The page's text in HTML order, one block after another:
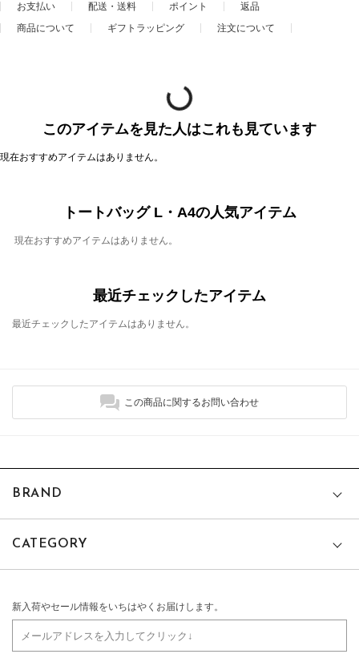
お支払い 配送・送料 ポイント
返品
商品について
ギフトラッピング 注文について
このアイテムを見た人はこれも見ています
現在おすすめアイテムはありません。
トートバッグ L・A4の人気アイテム
現在おすすめアイテムはありません。
最近チェックしたアイテム
最近チェックしたアイテムはありません。
この商品に関するお問い合わせ
BRAND
CATEGORY
新入荷やセール情報をいちはやくお届けします。